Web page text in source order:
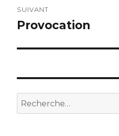
SUIVANT
Publication
Provocation
Recherche
pour :